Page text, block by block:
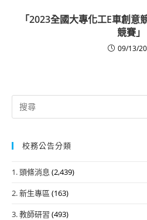
「2023全國大專化工E車創
競賽」
09/13/
Search
for:
校務公告分類
1. 頭條消息 (2,439)
2. 新生專區 (163)
3. 教師研習 (493)